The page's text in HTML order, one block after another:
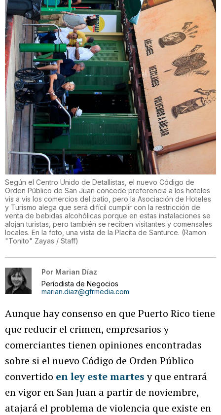
Según el Centro Unido de Detallistas, el nuevo Código de
Orden Público de San Juan concede preferencia a los hoteles
vis a vis los comercios del patio, pero la Asociación de Hoteles
y Turismo alega que será difícil cumplir con la restricción de
venta de bebidas alcohólicas porque en estas instalaciones se
alojan turistas, pero también se reciben visitantes y comensales
locales. En la foto, una vista de la Placita de Santurce. (Ramon
"Tonito" Zayas / Staff)
Por Marian Díaz
Periodista de Negocios
marian.diaz@gfrmedia.com
Aunque hay consenso en que Puerto Rico tiene
que reducir el crimen, empresarios y
comerciantes tienen opiniones encontradas
sobre si el nuevo Código de Orden Público
convertido en ley este martesy que entrará
en vigor en San Juan a partir de noviembre,
atajará el problema de violencia que existe en